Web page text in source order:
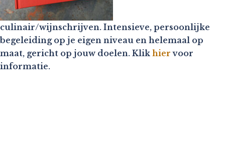
culinair/wijnschrijven. Intensieve, persoonlijke
begeleiding op je eigen niveau en helemaal op
maat, gericht op jouw doelen. Klik hier voor
informatie.